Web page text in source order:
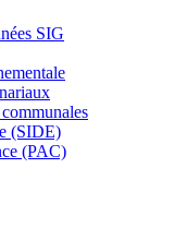
SIG
(SIDE)
(PAC)